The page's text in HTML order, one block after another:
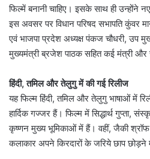
फिल्में बनानी चाहिए। इसके साथ ही उन्होंने
इस अवसर पर विधान परिषद सभापति कुंवर
एवं भाजपा प्रदेश अध्यक्ष पंकज चौधरी, उप
मुख्यमंत्री ब्रजेश पाठक सहित कई मंत्री और
हिंदी, तमिल और तेलुगु में की गई रिलीज
यह फिल्म हिंदी, तमिल और तेलुगु भाषाओं में
हार्दिक गज्जर हैं। फिल्म में सिद्धार्थ गुप्ता,
कृष्णन मुख्य भूमिकाओं में हैं। वहीं, जैकी
कलाकार अपने किरदारों के जरिये छाप